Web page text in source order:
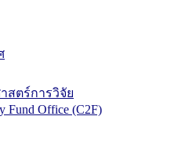
ตร์การวิจัย
Fund Office (C2F)